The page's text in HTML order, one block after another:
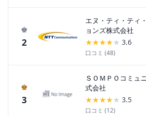
♚
2
エヌ・ティ・ティ
ョンズ株式会社
★★★★★ 3.6
口コミ (48)
♚
3
ＳＯＭＰＯコミュ
式会社
★★★★★ 3.5
口コミ (12)